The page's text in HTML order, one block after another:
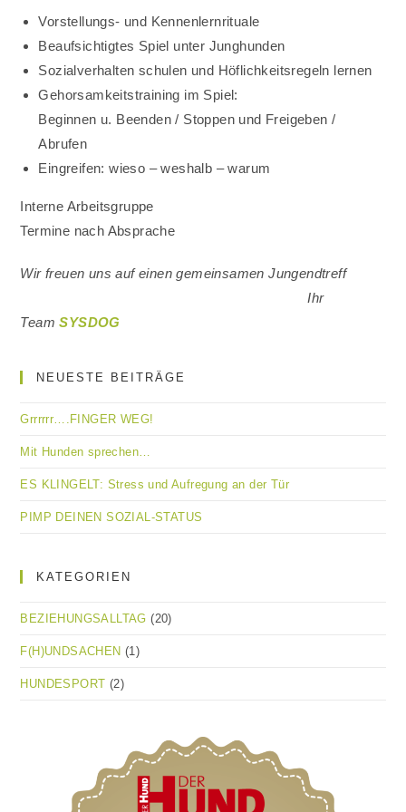
Vorstellungs- und Kennenlernrituale
Beaufsichtigtes Spiel unter Junghunden
Sozialverhalten schulen und Höflichkeitsregeln lernen
Gehorsamkeitstraining im Spiel:
Beginnen u. Beenden / Stoppen und Freigeben /
Abrufen
Eingreifen: wieso – weshalb – warum
Interne Arbeitsgruppe
Termine nach Absprache
Wir freuen uns auf einen gemeinsamen Jungendtreff
Ihr
TeamSYSDOG
NEUESTE BEITRÄGE
Grrrrrr….FINGER WEG!
Mit Hunden sprechen…
ES KLINGELT: Stress und Aufregung an der Tür
PIMP DEINEN SOZIAL-STATUS
KATEGORIEN
BEZIEHUNGSALLTAG (20)
F(H)UNDSACHEN (1)
HUNDESPORT (2)